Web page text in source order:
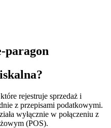
paragon
rejestruje sprzedaż i
z przepisami podatkowymi.
wyłącznie w połączeniu z
(POS).